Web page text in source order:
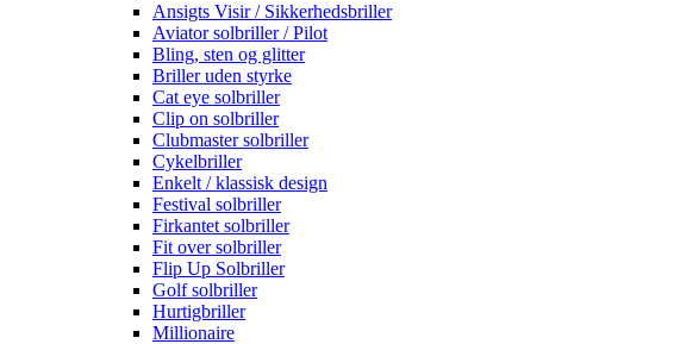
Ansigts Visir / Sikkerhedsbriller
Aviator solbriller / Pilot
Bling, sten og glitter
Briller uden styrke
Cat eye solbriller
Clip on solbriller
Clubmaster solbriller
Cykelbriller
Enkelt / klassisk design
Festival solbriller
Firkantet solbriller
Fit over solbriller
Flip Up Solbriller
Golf solbriller
Hurtigbriller
Millionaire